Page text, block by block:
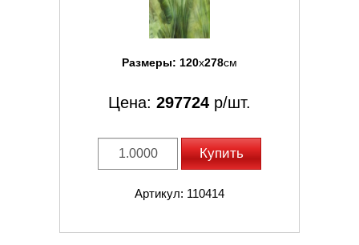
Размеры: 120x278см
Цена: 297724 р/шт.
Купить
Артикул: 110414